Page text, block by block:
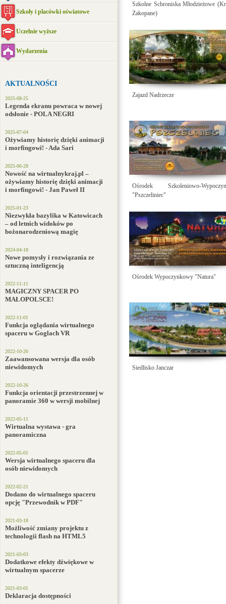
Szkoły i placówki oświatowe
Uczelnie wyższe
Wydarzenia
AKTUALNOŚCI
2025-08-25
Legenda ekranu powraca w nowej
odsłonie - POLA NEGRI
2025-07-04
Ożywiamy historię dzięki animacji
i morfingowi! - Ada Sari
2025-06-28
Nowość na wirtualnykraj.pl –
ożywiamy historię dzięki animacji
i morfingowi! - Jan Paweł II
2025-01-23
Niezwykła bazylika w Katowicach
– od letnich widoków po
bożonarodzeniową magię
2024-04-18
Nowe pomysły i rozwiązania ze
sztuczną inteligencją
2022-11-11
MAGICZNY SPACER PO
MAŁOPOLSCE!
2022-11-01
Funkcja oglądania wirtualnego
spaceru w Goglach VR
2022-10-26
Zaawansowana wersja dla osób
niewidomych
2022-10-26
Funkcja orientacji przestrzennej w
panoramie 360 w wersji mobilnej
2022-05-11
Wirtualna wystawa - gra
panoramiczna
2022-05-01
Wersja wirtualnego spaceru dla
osób niewidomych
2022-02-21
Dodano do wirtualnego spaceru
opcję "Przewodnik w PDF"
2021-03-18
Możliwość zmiany projektu z
technologii flash na HTML5
2021-03-03
Dodatkowe efekty dźwiękowe w
wirtualnym spacerze
2021-03-01
Deklaracja dostępności
Szkolne Schroniska Młodzieżowe
Zakopane)
Zajazd Nadrzecze
Ośrodek Szkoleniowo-
"Pszczeliniec"
Ośrodek Wypoczynkowy "Natura"
Siedlisko Janczar